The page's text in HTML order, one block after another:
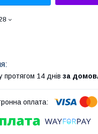
протягом 14 днів за